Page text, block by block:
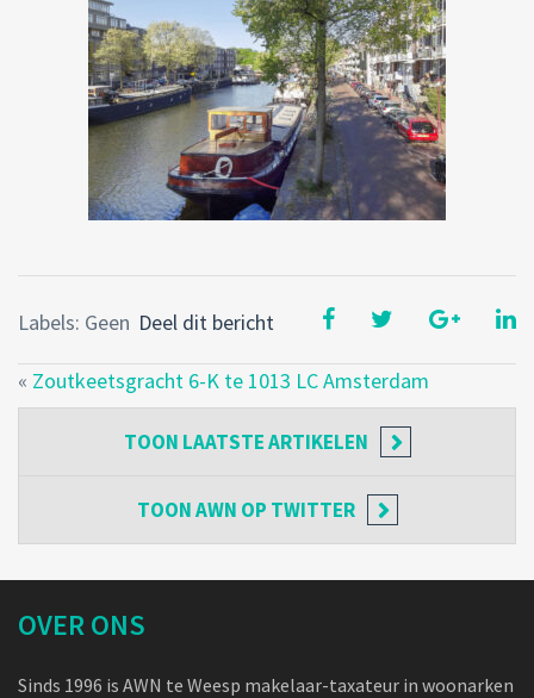
Deel dit bericht
Labels: Geen
« Zoutkeetsgracht 6-K te 1013 LC Amsterdam
TOON LAATSTE ARTIKELEN
TOONAWN OP TWITTER
OVER ONS
Sinds 1996 is AWN te Weesp makelaar-taxateur in woonarken